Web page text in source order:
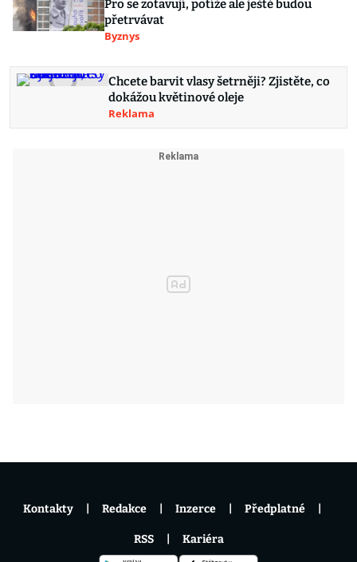
Pro se zotavují, potíže ale ještě budou
přetrvávat
Byznys
Chcete barvit vlasy šetrněji? Zjistěte, co
dokážou květinové oleje
Reklama
Kontakty Redakce Inzerce Předplatné
RSS Kariéra